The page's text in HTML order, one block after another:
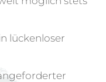
lückenloser